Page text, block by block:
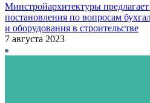
Минстройархитектуры
постановления по вопросам
и оборудования в строительстве
7 августа 2023